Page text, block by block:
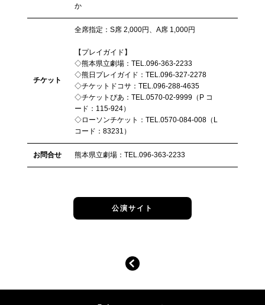
か
チケット
全席指定：S席 2,000円、A席 1,000円
【プレイガイド】
◇熊本県立劇場：TEL.096-363-2233
◇熊日プレイガイド：TEL.096-327-2278
◇チケットドコサ：TEL.096-288-4635
◇チケットぴあ：TEL.0570-02-9999（P コ
ード：115-924）
◇ローソンチケット：TEL.0570-084-008（L
コード：83231）
お問合せ 熊本県立劇場：TEL.096-363-2233
公演サイト